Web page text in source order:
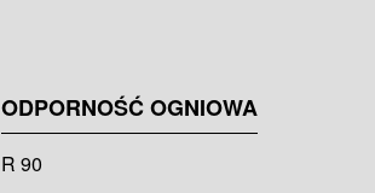
ODPORNOŚĆ OGNIOWA
R 90